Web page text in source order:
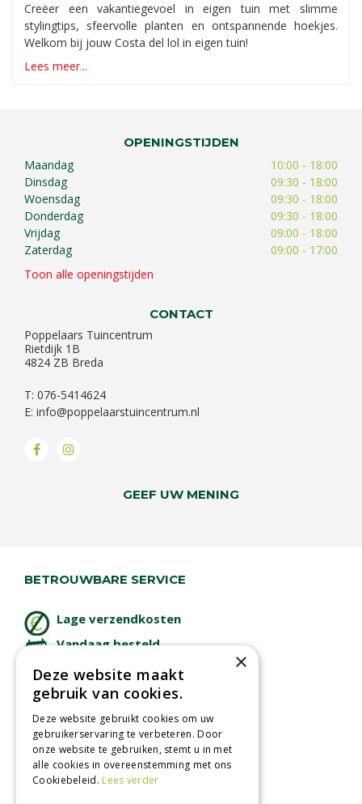
Creëer een vakantiegevoel in eigen tuin met slimme
stylingtips, sfeervolle planten en ontspannende hoekjes.
Welkom bij jouw Costa del lol in eigen tuin!
Lees meer...
OPENINGSTIJDEN
Maandag
10:00 - 18:00
Dinsdag
09:30 - 18:00
Woensdag
09:30 - 18:00
Donderdag
09:30 - 18:00
Vrijdag
09:00 - 18:00
Zaterdag
09:00 - 17:00
Toon alle openingstijden
CONTACT
Poppelaars Tuincentrum
Rietdijk 1B
4824 ZB Breda
T: 076-5414624
E: info@poppelaarstuincentrum.nl
GEEF UW MENING
BETROUWBARE SERVICE
Lage verzendkosten
Vandaag besteld
Afhalen in tuincentrum
Betaal veilig
met iDeal - Wero
×
Deze website maakt
gebruik van cookies.
Deze website gebruikt cookies om uw
gebruikerservaring te verbeteren. Door
onze website te gebruiken, stemt u in met
alle cookies in overeenstemming met ons
Cookiebeleid. Lees verder